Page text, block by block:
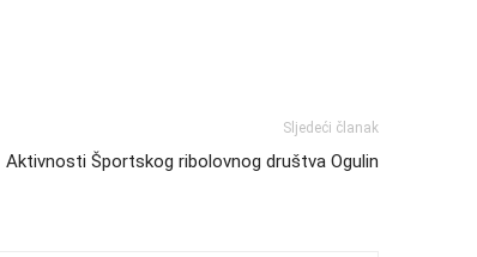
Sljedeći članak
Aktivnosti Športskog ribolovnog društva Ogulin